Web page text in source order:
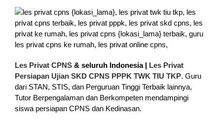
Les Privat CPNS & seluruh Indonesia | Les Privat
Persiapan Ujian SKD CPNS PPPK TWK TIU TKP. Guru
dari STAN, STIS, dan Perguruan Tinggi Terbaik lainnya,
Tutor Berpengalaman dan Berkompeten mendampingi
siswa persiapan CPNS dan Kedinasan.